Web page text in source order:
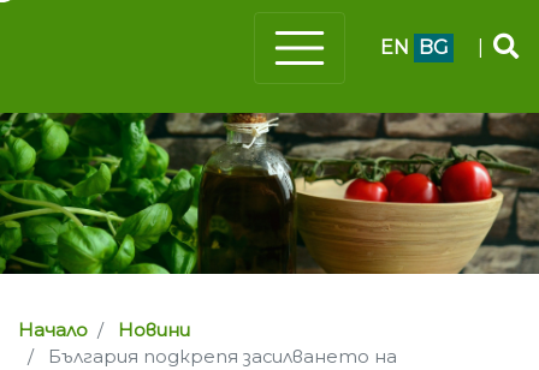
EN BG
Начало
Новини
България подкрепя засилването на